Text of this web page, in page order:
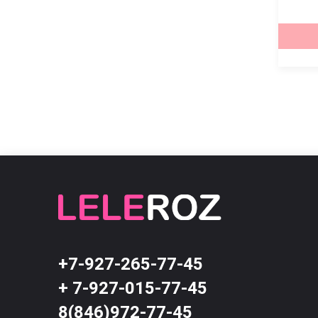
+7-927-265-77-45
+ 7-927-015-77-45
8(846)972-77-45